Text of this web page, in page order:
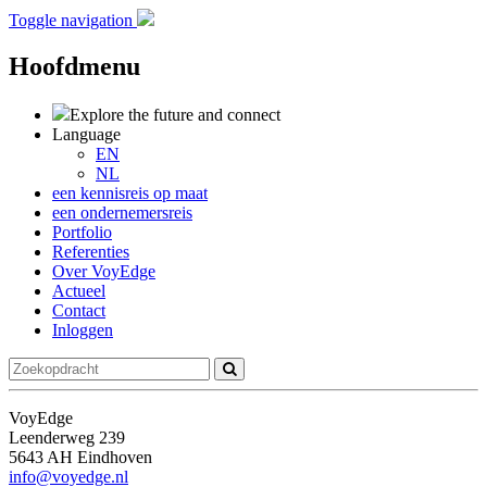
Toggle navigation
Hoofdmenu
Explore the future and connect
Language
EN
NL
een kennisreis op maat
een ondernemersreis
Portfolio
Referenties
Over VoyEdge
Actueel
Contact
Inloggen
VoyEdge
Leenderweg 239
5643 AH Eindhoven
info@voyedge.nl